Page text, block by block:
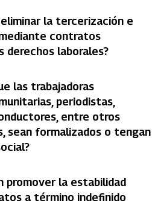
la tercerización e
contratos
derechos laborales?
las trabajadoras
periodistas,
entre otros
sean formalizados o tengan
promover la estabilidad
a término indefinido